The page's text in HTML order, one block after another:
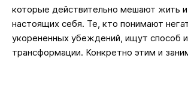
которые действительно мешают жить и
настоящих себя. Те, кто понимают
укорененных убеждений, ищут способ
трансформации. Конкретно этим и